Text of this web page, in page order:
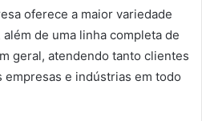
oferece a maior variedade
de uma linha completa de
geral, atendendo tanto clientes
empresas e indústrias em todo